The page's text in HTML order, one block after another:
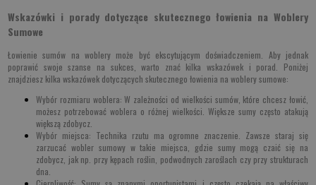
Wskazówki i porady dotyczące skutecznego łowienia na Woblery
Sumowe
Łowienie sumów na woblery może być ekscytującym doświadczeniem. Aby jednak
poprawić swoje szanse na sukces, warto znać kilka wskazówek i porad. Poniżej
znajdziesz kilka wskazówek dotyczących skutecznego łowienia na woblery sumowe:
Wybór rozmiaru woblera: W zależności od wielkości sumów, które chcesz łowić,
możesz potrzebować woblera o różnej wielkości. Większe sumy często atakują
większą zdobycz.
Wybór miejsca: Technika rzutu ma ogromne znaczenie. Zawsze staraj się
zarzucać wobler sumowy w takie miejsca, gdzie sumy mogą czaić się na
zdobycz, jak np. przy kępach roślin, podwodnych zaroślach czy przy strukturach
dna.